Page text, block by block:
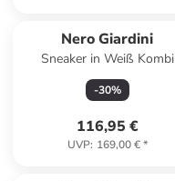
Nero Giardini
Sneaker in Weiß Kombi
-30%
116,95 €
UVP: 169,00 €*